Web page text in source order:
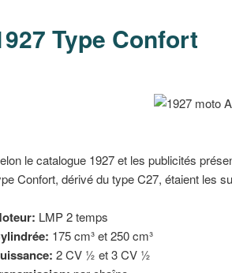
Type Confort
le catalogue 1927 et les publicités
Confort, dérivé du type C27, étaient les
LMP 2 temps
175 cm³ et 250 cm³
2 CV ½ et 3CV ½